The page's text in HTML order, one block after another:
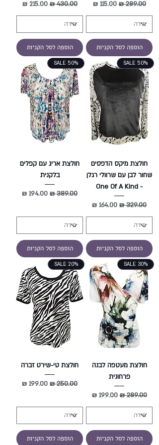
מחיר רגיל‏289.00 ‏₪ מחיר מבצע‏115.00 ‏₪
הוספה לסל הקניות
מחיר רגיל‏430.00 ‏₪ מחיר מבצע‏215.00 ‏₪
הוספה לסל הקניות
SALE 50%
חולצת מיקס הדפסים
שחור לבן עם שרוולי רגלן
- One Of A Kind
מחיר רגיל מחיר מבצע
הוספה לסל הקניות
SALE 50%
חולצת אריג עם קפלים
בלקנית
מחיר רגיל מחיר מבצע
הוספה לסל הקניות
SALE 30%
חולצת מעטפה לבנה
פרחונית
מחיר רגיל‏289.00 ‏₪ מחיר מבצע‏199.00 ‏₪
הוספה לסל הקניות
SALE 20%
חולצת טי-שירט זברה
מחיר רגיל מחיר מבצע
הוספה לסל הקניות